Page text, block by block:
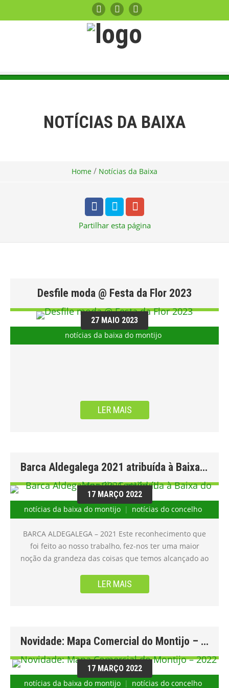
NOTÍCIAS DA BAIXA
Home / Notícias da Baixa
Partilhar esta página
Desfile moda @ Festa da Flor 2023
27 MAIO 2023
notícias da baixa do montijo
LER MAIS
Barca Aldegalega 2021 atribuída à Baixa do Montijo ConVida!
17 MARÇO 2022
notícias da baixa do montijo
notícias do concelho
BARCA ALDEGALEGA – 2021 Este reconhecimento que
foi feito ao nosso trabalho, fez-nos ter uma maior
noção da grandeza das coisas que temos alcançado ao
olhos nos parecem ser sempre insuficientes, mas que
tais como as mais pequenas gotas de chuva … têm a
lojistas da Baixa do Montijo que não se sentiam
representados ou mesmo protegidos pela Associação
de Comerciantes existente. Somos perto de 230
lojistas e empresários, que juntos planificamos,
LER MAIS
Novidade: Mapa Comercial do Montijo – 2022
17 MARÇO 2022
notícias da baixa do montijo
notícias do concelho